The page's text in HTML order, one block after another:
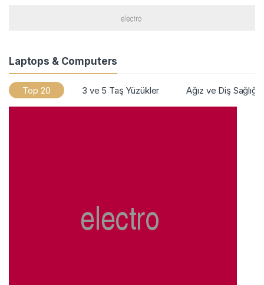
Laptops & Computers
Top 20 3 ve 5 Taş Yüzükler Ağız ve Diş Sağlığı